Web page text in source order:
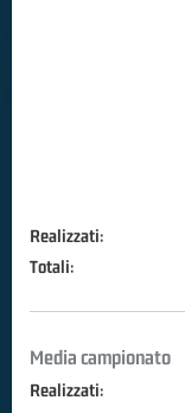
Realizzati:
Totali:
Media campionato
Realizzati: